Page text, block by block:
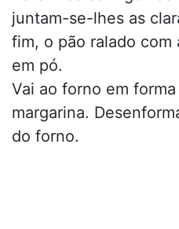
juntam-se-lhes as
fim, o pão ralado
em pó.
Vai ao forno em
margarina.
do forno.